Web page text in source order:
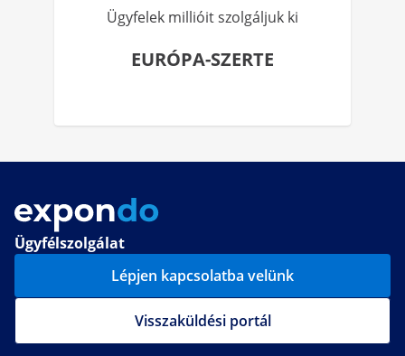
Ügyfelek millióit szolgáljuk ki
EURÓPA-SZERTE
Ügyfélszolgálat
Lépjen kapcsolatba velünk
Visszaküldési portál